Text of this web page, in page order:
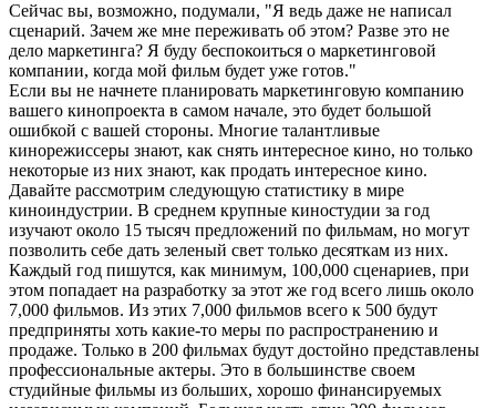
Сейчас вы, возможно, подумали, "Я ведь даже не написал
сценарий. Зачем же мне переживать об этом? Разве это не
дело маркетинга? Я буду беспокоиться о маркетинговой
компании, когда мой фильм будет уже готов."
Если вы не начнете планировать маркетинговую компанию
вашего кинопроекта в самом начале, это будет большой
ошибкой с вашей стороны. Многие талантливые
кинорежиссеры знают, как снять интересное кино, но только
некоторые из них знают, как продать интересное кино.
Давайте рассмотрим следующую статистику в мире
киноиндустрии. В среднем крупные киностудии за год
изучают около 15 тысяч предложений по фильмам, но могут
позволить себе дать зеленый свет только десяткам из них.
Каждый год пишутся, как минимум, 100,000 сценариев, при
этом попадает на разработку за этот же год всего лишь около
7,000 фильмов. Из этих 7,000 фильмов всего к 500 будут
предприняты хоть какие-то меры по распространению и
продаже. Только в 200 фильмах будут достойно представлены
профессиональные актеры. Это в большинстве своем
студийные фильмы из больших, хорошо финансируемых